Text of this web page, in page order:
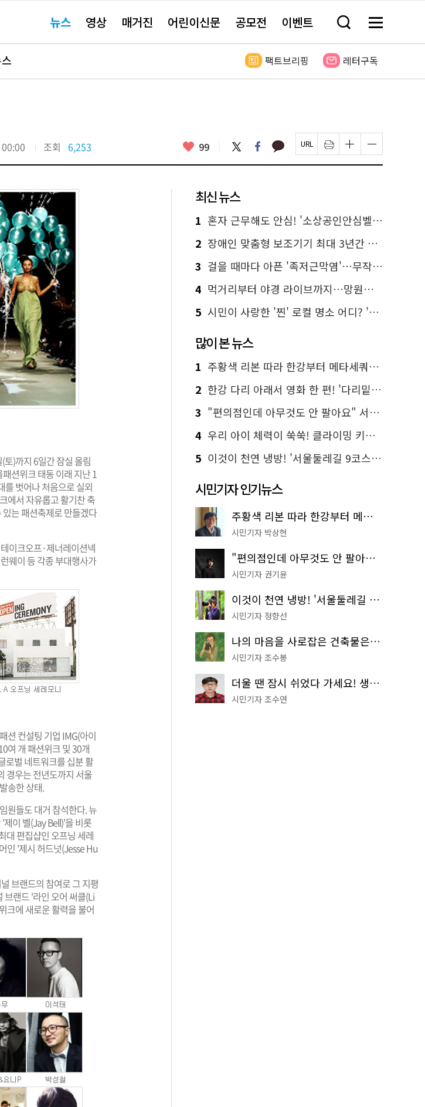
요뉴스 영상 매거진 어린이신문 공모전 이벤트 검
창
기
메
전
보
팩트브리핑 레터구독
조회 6,253 좋
요
99 트
위
터
페
이
스
카
카 페
이
지
인
쇄
하
글
자
크
하
기
글
자
크
하
기
)까지 6일간 잠실 올림
션위크 태동 이래 지난 1
를 벗어나 처음으로 실외
에서 자유롭고 활기찬 축
는 패션축제로 만들겠다
이크오프·제너레이션넥
웨이 등 각종 부대행사가
션 컨설팅 기업 IMG(아이
여 개 패션위크 및 30개
로벌 네트워크를 십분 활
경우는 전년도까지 서울
송한 상태.
원들도 대거 참석한다. 뉴
이 벨(Jay Bell)'을 비롯
대 편집샵인 오프닝 세레
인 '제시 허드넛(Jesse Hu
브랜드의 참여로 그 지평
브랜드 '라인 오어 써클(Li
크에 새로운 활력을 불어
최신 뉴스
1 혼자 근무해도 안심! '소상공인안심벨' 신청하세요
2 장애인 맞춤형 보조기기 최대 3년간 무상 대여…삶의 질 높인다
3 걸을 때마다 아픈 '족저근막염'…무작정 참지 말고 '이것' 해보세요!
4 먹거리부터 야경 라이브까지…망원한강공원 알짜 코스
5 시민이 사랑한 '찐' 로컬 명소 어디? '서울에디션25' 추천 코스
많이 본 뉴스
1 주황색 리본 따라 한강부터 메타세쿼이아 숲길까지…서울둘레길 15코스
2 한강 다리 아래서 영화 한 편! '다리밑 영화관' 무료 상영
3 "편의점인데 아무것도 안 팔아요" 서울에서 가장 특별한 편의점의 정체
4 우리 아이 체력이 쑥쑥! 클라이밍 키즈카페·어린이 체력장
5 이것이 천연 냉방! '서울둘레길 9코스'로 숲속 피서 떠나볼까
시민기자 인기뉴스
주황색 리본 따라 한강부터 메타세쿼이아 숲길까지…서울둘레길 15코스
시민기자 박상현
"편의점인데 아무것도 안 팔아요" 서울에서 가장 특별한 편의점의 정체
시민기자 권기윤
이것이 천연 냉방! '서울둘레길 9코스'로 숲속 피서 떠나볼까
시민기자 정향선
나의 마음을 사로잡은 건축물은? '서울시 건축상' 수상작 공개!
시민기자 조수봉
더울 땐 잠시 쉬었다 가세요! 생수 냉장고부터 해피소·무더위쉼터까지
시민기자 조수연